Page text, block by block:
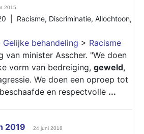
2015
| Racisme, Discriminatie, Allochtoon,
Gelijke behandeling > Racisme
van minister Asscher. "We doen
vorm van bedreiging, geweld,
We doen een oproep tot
en respectvolle ...
2019 24 juni 2018